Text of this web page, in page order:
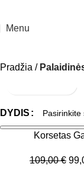
Menu
Pradžia
DYDIS
Korsetas
109,00€